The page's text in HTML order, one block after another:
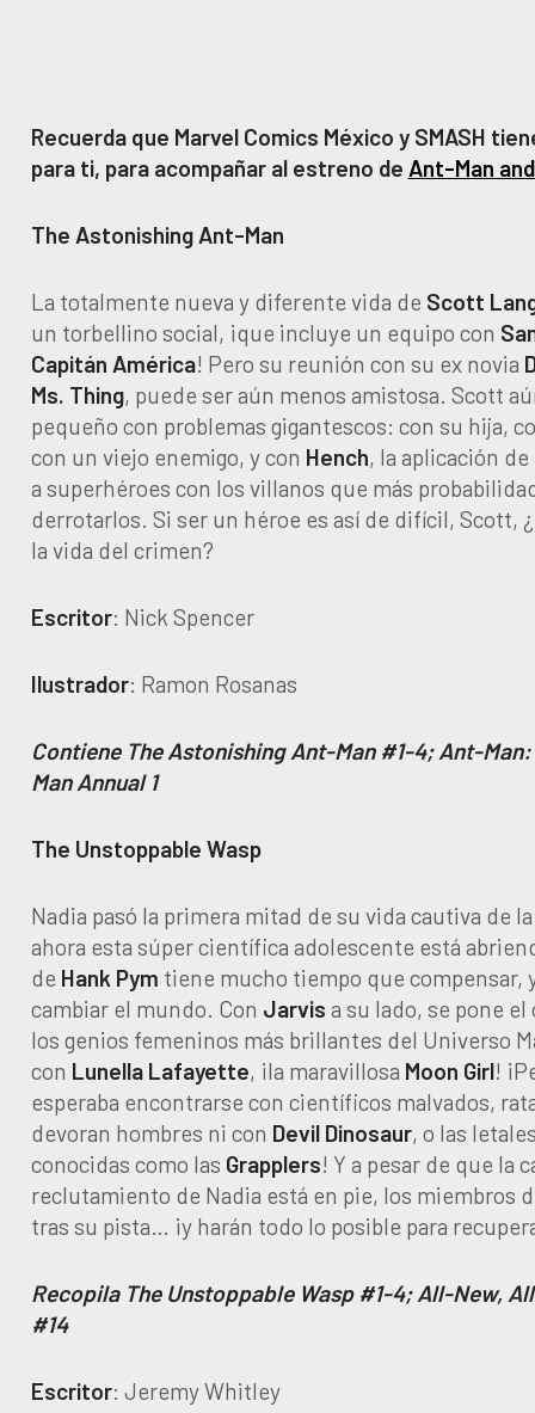
Recuerda que Marvel Comics México y SMASH
para ti, para acompañar al estreno de Ant-Man
The Astonishing Ant-Man
La totalmente nueva y diferente vida de Scott
un torbellino social, ¡que incluye un equipo con
Capitán América! Pero su reunión con su ex novia
Ms. Thing, puede ser aún menos amistosa. Scott
pequeño con problemas gigantescos: con su hija,
con un viejo enemigo, y con Hench, la aplicación
a superhéroes con los villanos que más
derrotarlos. Si ser un héroe es así de difícil, Scott,
la vida del crimen?
Escritor: Nick Spencer
Ilustrador: Ramon Rosanas
Contiene The Astonishing Ant-Man #1-4; Ant-Man:
Man Annual 1
The Unstoppable Wasp
Nadia pasó la primera mitad de su vida cautiva de
ahora esta súper científica adolescente está
de Hank Pym tiene mucho tiempo que compensar,
cambiar el mundo. Con Jarvis a su lado, se pone
los genios femeninos más brillantes del Universo
con Lunella Lafayette, ¡la maravillosa Moon Girl!
esperaba encontrarse con científicos malvados,
devoran hombres ni con Devil Dinosaur, o las
conocidas como las Grapplers! Y a pesar de que la
reclutamiento de Nadia está en pie, los miembros
tras su pista… ¡y harán todo lo posible para
Recopila The Unstoppable Wasp #1-4; All-New,
#14
Escritor: Jeremy Whitley